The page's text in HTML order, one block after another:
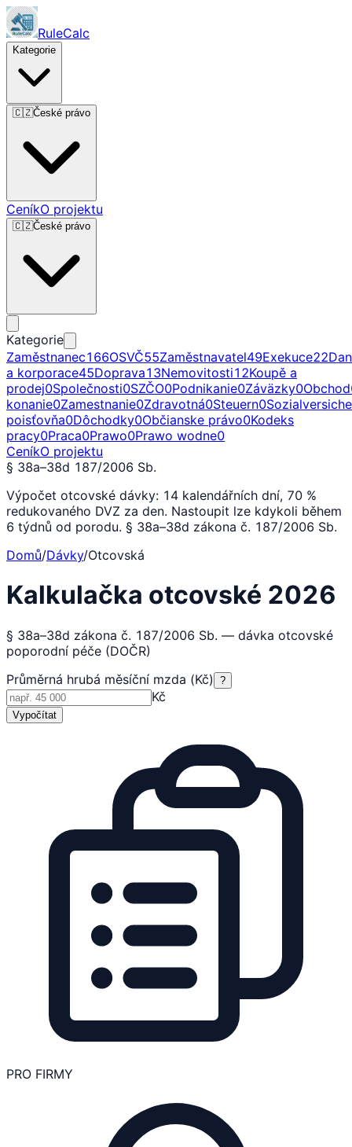
RuleCalc
Kategorie
🇨🇿České právo
CeníkO projektu
🇨🇿České právo
Kategorie
Zaměstnanec166OSVČ55Zaměstnavatel49Exekuce22
a korporace45Doprava13Nemovitosti12Koupě a
prodej0Společnosti0SZČO0Podnikanie0Záväzky0Obchod
konanie0Zamestnanie0Zdravotná0Steuern0
poisťovňa0Dôchodky0Občianske právo0Kodeks
pracy0Praca0Prawo0Prawo wodne0
CeníkO projektu
§ 38a–38d 187/2006 Sb.
Výpočet otcovské dávky: 14 kalendářních dní, 70 %
redukovaného DVZ za den. Nastoupit lze kdykoli během
6 týdnů od porodu. § 38a–38d zákona č. 187/2006 Sb.
Domů/Dávky/Otcovská
Kalkulačka otcovské 2026
§ 38a–38d zákona č. 187/2006 Sb. — dávka otcovské
poporodní péče (DOČR)
Průměrná hrubá měsíční mzda (Kč)
?
Kč
Vypočítat
PRO FIRMY